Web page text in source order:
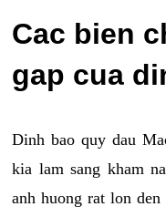
Cac bien
gap cua
Dinh bao quy dau
kia lam sang kham
anh huong rat lon